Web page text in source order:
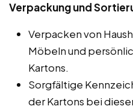
Verpackung und
Verpacken von
Möbeln und
Kartons.
Sorgfältige
der Kartons bei